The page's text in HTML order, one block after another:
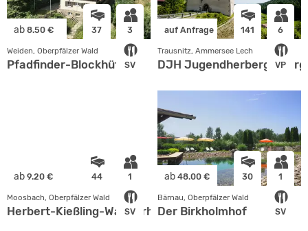
ab 8.50 € 37 3
SV
Weiden, Oberpfälzer Wald
Pfadfinder-Blockhütte
auf Anfrage 141 6
VP
Trausnitz, Ammersee Lech
DJH Jugendherberge
ab 9.20 € 44 1
SV
Moosbach, Oberpfälzer Wald
Herbert-Kießling-Wanderheim
ab 48.00 € 30 1
SV
Bärnau, Oberpfälzer Wald
Der Birkholmhof